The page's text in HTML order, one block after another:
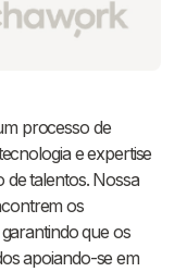
processo de
e expertise
de talentos. Nossa
os
que os
apoiando-se em